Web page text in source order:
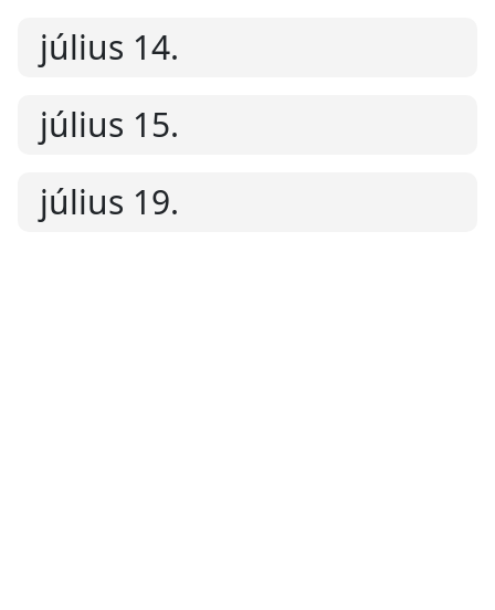
július 14.
július 15.
július 19.